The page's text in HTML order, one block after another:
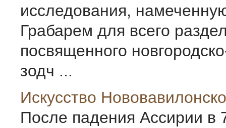
исследования,
Грабарем для всего
посвященного
зодч ...
Искусство
После падения Ассирии в